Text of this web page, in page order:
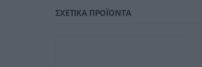
ΣΧΕΤΙΚΆ ΠΡΟΪΌΝΤΑ